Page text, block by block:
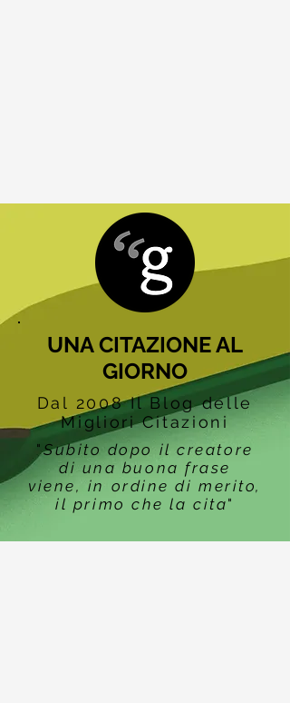
UNA CITAZIONE AL
GIORNO
Dal 2008 Il Blog delle
Migliori Citazioni
"Subito dopo il creatore
di una buona frase
viene, in ordine di merito,
il primo che la cita"